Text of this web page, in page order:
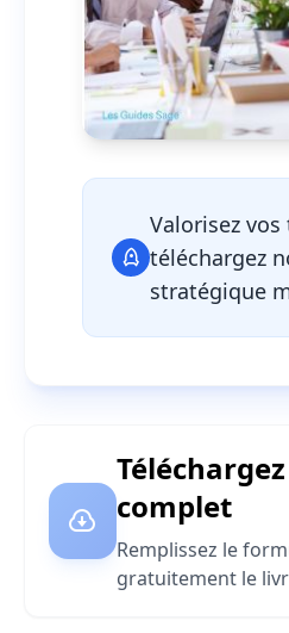
Valorisez
téléchargez
stratégique
complet
Remplissez le
gratuitement le